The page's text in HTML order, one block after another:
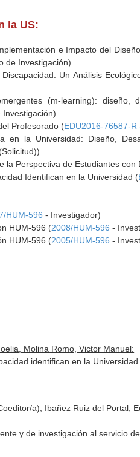
la US:
e Impacto del
de Investigación)
Un Análisis
(m-learning):
Investigación)
Profesorado (EDU2016-76587-R
en la Universidad: Diseño,
la Perspectiva de Estudiantes con
Identifican en la Universidad (
HUM-596 - Investigador)
HUM-596 (2008/HUM-596 -
HUM-596 (2005/HUM-596 -
Molina Romo, Victor Manuel:
identifican en la Universidad
a), Ibañez Ruiz del Portal,
y de investigación al servicio